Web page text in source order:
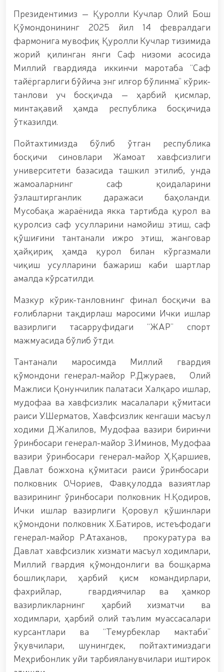
доирасида муддатди ҳарбий хизматчиларга
сертификатлар топширилди. // Миллий гвардия
қўмондони, генерал-полковник B.Tashmatov
пойтахтимиздаги манзилли ишлари давомида
ёшлар билан учрашиб, улар билан очиқ мулоқот
ўтказди. // Фарғона вилоятида жиноят содир
этишга мойил шахслар яшаш манзилларида тезкор
тадбирлар ўтказилди. // “8 март – Халқаро хотин
қизлар куни” муносабати билан Миллий гвардия
тизимида фаолият юритиб келаётган аёллар учун
тантанали байрам тадбири ташкил этилди //
Молиявий шаффофлик ва коррупциядан холи
// Аждодлар мероси – миллий ғурур ва
ватанпарварлик манбаи // Генерал-полковник
B.Tashmatov Тошкент “Темурбеклар мактаби”
ҳарбий академик лицейи фаолияти билан яқиндан
танишди. //Миллий гвардия қўмондони, генерал-
полковник B.Tashmatov Сирдарё ва Жиззах
вилоятида ўрганиш ишларини олиб борди //
“Ҳарбий таълим тизимида илм-фан ва педагогик
технологияларни ривожлантириш истиқболлари”
мавзусида республика ҳарбий илмий-амалий
конференцияси ташкил этилди. // Миллий гвардия
қўмондони генерал-полковник B.Tashmatov илк
манзилли ишларини Юнусобод туманида амалга
оширди. // Самарқанд ва Бухоро вилояталарида
хавфсиз муҳитни яратиш ва жамоат
манзилли ишлар амалга оширилди. // Ёшлар
сиёсатига оид устувор вазифалар доимий
эътиборда. // Миллий гвардия қўмондони генерал-
полковник B.Tashmatov Ўзбекистон ҳуқуқни
муҳофаза қилиш органларининг Қўл жанги
гвардия шахсий таркибининг жанговар салоҳияти,
жисмоний ва маънавий тайёргарлигини
мустаҳкамлаш ҳамда замон талабларига мос
такомиллаштиришга қаратилган ишлар давом
эттирилмоқда. // Тизим фидойилари ҳурмат ва
эҳтиром билан нафақага кузатилди. // “Китобхон
ҳарбий оилалар” мавзусида адабий-бадиий кеча
ташкил этилди / / Ватанпарварлик ойлиги
доирасидаги тадбирлар / / Тошкентда қидирувда
бўлган шахс қўлга олинди / / «Жасорат» фильми
премьераси бўлиб ўтди / / Қуролли Кучларимиз
ташкил этилганининг 34 йиллиги ва 14 январь –
Ватан ҳимоячилари куни муносабати Миллий
гвардияда байрамона тадбир ўтказилди / /
Миллий гвардия қўмондонининг Ўзбекистон
Республикаси Қуролли Кучлари ташкил
этилганининг 34 йиллиги ва Ватан ҳимоячилари
куни муносабати билан байрам табриги / /
Ўзбекистон Республикаси Қуролли Кучлари
ташкил этилганининг 34 йиллиги ҳамда 14 январь —
Ватан ҳимоячилари куни муносабати билан
гвардиячилар хизмат бурчини бажариш чоғида
қаҳрамонларча ҳалок бўлган сафдошлари
хотирасига бағишлаб Миллий гвардия Марказий
девони ҳудудида бунёд этилган ёдгорлик
мажмуаси пойига гул қўйишиб, уларнинг
хотирасига ҳурмат бажо келтиришди / /
Ўзбекистон Республикаси Президентининг
“Ўзбекистон Республикаси Қуролли Кучлари
ташкил этилганининг 34 йиллиги ҳамда Ватан
ҳимоячилари куни муносабати билан ҳарбий
Президентимиз — Қуролли Кучлар Олий Бош
Қўмондонининг 2025 йил 14 февралдаги
фармонига мувофиқ Қуролли Кучлар тизимида
жорий қилинган янги Саф низоми асосида
Миллий гвардияда иккинчи маротаба “Саф
тайёргарлиги бўйича энг илғор бўлинма” кўрик-
танлови уч босқичда — ҳарбий қисмлар,
минтақавий ҳамда республика босқичида
ўтказилди.
Пойтахтимизда бўлиб ўтган республика
босқичи синовлари Жамоат хавфсизлиги
университети базасида ташкил этилиб, унда
жамоаларнинг саф қоидаларини
ўзлаштирганлик даражаси баҳоланди.
Мусобақа жараёнида якка тартибда қурол ва
қуролсиз саф усулларини намойиш этиш, саф
қўшиғини тантанали ижро этиш, жанговар
ҳайқириқ ҳамда қурол билан кўргазмали
чиқиш усулларини бажариш каби шартлар
амалда кўрсатилди.
Мазкур кўрик-танловнинг финал босқичи ва
ғолибларни тақдирлаш маросими Ички ишлар
вазирлиги тасарруфидаги “ЖАР” спорт
мажмуасида бўлиб ўтди.
Тантанали маросимда Миллий гвардия
қўмондони генерал-майор Р.Джураев, Олий
Мажлиси Қонунчилик палатаси Халқаро ишлар,
мудофаа ва хавфсизлик масалалари қўмитаси
раиси У.Шерматов, Хавфсизлик кенгаши масъул
ходими Д.Жалилов, Мудофаа вазири биринчи
ўринбосари генерал-майор З.Иминов, Мудофаа
вазири ўринбосари генерал-майор Ҳ.Қаршиев,
Давлат божхона қўмитаси раиси ўринбосари
полковник О.Чориев, Фавқулодда вазиятлар
вазирининг ўринбосари полковник Н.Қодиров,
Ички ишлар вазирлиги Қоровул қўшинлари
қўмондони полковник Х.Батиров, истеъфодаги
генерал-майор Р.Атаханов, прокуратура ва
Давлат хавфсизлик хизмати масъул ходимлари,
Миллий гвардия қўмондонлиги ва бошқарма
бошлиқлари, ҳарбий қисм командирлари,
фахрийлар, гвардиячилар ва ҳамкор
вазирликларнинг ҳарбий хизматчи ва
ходимлари, ҳарбий олий таълим муассасалари
курсантлари ва “Темурбеклар мактаби”
ўқувчилари, шунингдек, пойтахтимиздаги
Меҳрибонлик уйи тарбияланувчилари иштирок